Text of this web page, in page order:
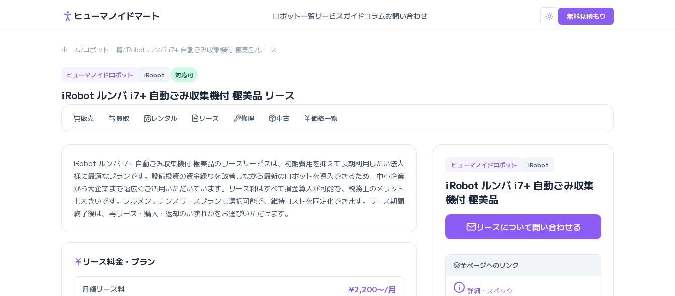
ヒューマノイドマート ロボット一覧サービスガイドコラムお問い合わせ 無料見積もり
ホーム/ロボット一覧/iRobot ルンバ i7+ 自動ごみ収集機付 極美品/リース
ヒューマノイドロボット iRobot 対応可
iRobot ルンバ i7+ 自動ごみ収集機付 極美品 リース
販売 買取 レンタル リース 修理 中古 価格一覧
iRobot ルンバ i7+ 自動ごみ収集機付 極美品のリースサービスは、初期費用を抑えて長期利用したい法人
様に最適なプランです。設備投資の資金繰りを改善しながら最新のロボットを導入できるため、中小企業
から大企業まで幅広くご活用いただいています。リース料はすべて損金算入が可能で、税務上のメリット
も大きいです。フルメンテナンスリースプランも選択可能で、維持コストを固定化できます。リース期間
終了後は、再リース・購入・返却のいずれかをお選びいただけます。
リース料金・プラン
月額リース料 ¥2,200〜/月
ヒューマノイドロボット iRobot
iRobot ルンバ i7+ 自動ごみ収集
機付 極美品
リースについて問い合わせる
全ページへのリンク
詳細・スペック